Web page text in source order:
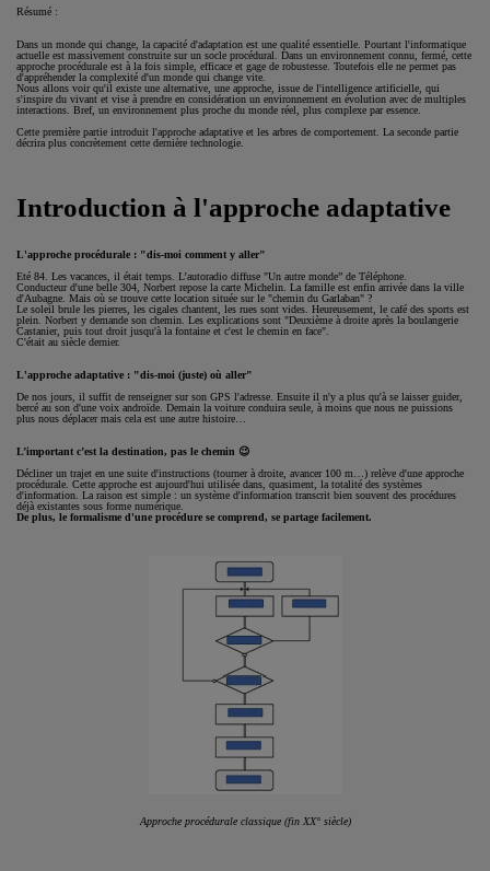
Résumé :
Dans un monde qui change, la capacité d'adaptation est une qualité essentielle. Pourtant l'informatique
actuelle est massivement construite sur un socle procédural. Dans un environnement connu, fermé, cette
approche procédurale est à la fois simple, efficace et gage de robustesse. Toutefois elle ne permet pas
d'appréhender la complexité d'un monde qui change vite.
Nous allons voir qu'il existe une alternative, une approche, issue de l'intelligence artificielle, qui
s'inspire du vivant et vise à prendre en considération un environnement en évolution avec de multiples
interactions. Bref, un environnement plus proche du monde réel, plus complexe par essence.
Cette première partie introduit l'approche adaptative et les arbres de comportement. La seconde partie
décrira plus concrètement cette dernière technologie.
Introduction à l'approche adaptative
L'approche procédurale : "dis-moi comment y aller"
Eté 84. Les vacances, il était temps. L’autoradio diffuse "Un autre monde” de Téléphone.
Conducteur d'une belle 304, Norbert repose la carte Michelin. La famille est enfin arrivée dans la ville
d'Aubagne. Mais où se trouve cette location située sur le "chemin du Garlaban" ?
Le soleil brule les pierres, les cigales chantent, les rues sont vides. Heureusement, le café des sports est
plein. Norbert y demande son chemin. Les explications sont "Deuxième à droite après la boulangerie
Castanier, puis tout droit jusqu'à la fontaine et c'est le chemin en face".
C'était au siècle dernier.
L'approche adaptative : "dis-moi (juste) où aller"
De nos jours, il suffit de renseigner sur son GPS l'adresse. Ensuite il n'y a plus qu'à se laisser guider,
bercé au son d'une voix androïde. Demain la voiture conduira seule, à moins que nous ne puissions
plus nous déplacer mais cela est une autre histoire…
L’important c’est la destination, pas le chemin 😉
Décliner un trajet en une suite d'instructions (tourner à droite, avancer 100 m…) relève d'une approche
procédurale. Cette approche est aujourd'hui utilisée dans, quasiment, la totalité des systèmes
d'information. La raison est simple : un système d'information transcrit bien souvent des procédures
déjà existantes sous forme numérique.
De plus, le formalisme d'une procédure se comprend, se partage facilement.
Approche procédurale classique (fin XX° siècle)